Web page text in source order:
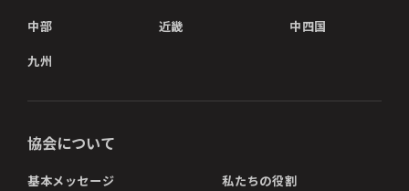
中部 近畿 中四国
九州
協会について
基本メッセージ 私たちの役割